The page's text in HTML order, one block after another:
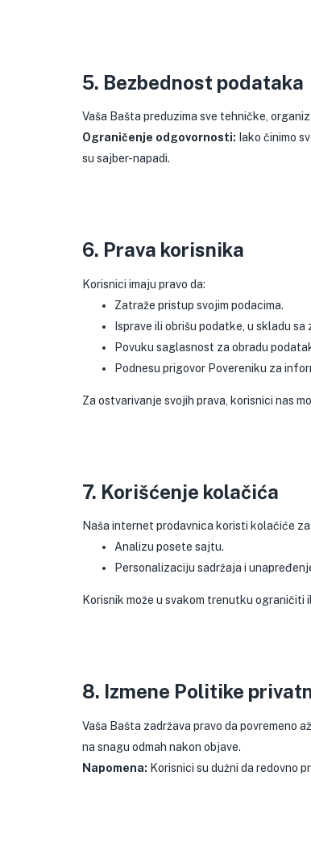
5. Bezbednost podataka
Vaša Bašta preduzima sve tehničke,
Ograničenje odgovornosti: Iako činimo
su sajber-napadi.
6. Prava korisnika
Korisnici imaju pravo da:
Zatraže pristup svojim podacima.
Isprave ili obrišu podatke, u skladu
Povuku saglasnost za obradu
Podnesu prigovor Povereniku za
Za ostvarivanje svojih prava, korisnici nas
7. Korišćenje kolačića
Naša internet prodavnica koristi kolačiće za:
Analizu posete sajtu.
Personalizaciju sadržaja i
Korisnik može u svakom trenutku
8. Izmene Politike
Vaša Bašta zadržava pravo da povremeno
na snagu odmah nakon objave.
Napomena: Korisnici su dužni da redovno